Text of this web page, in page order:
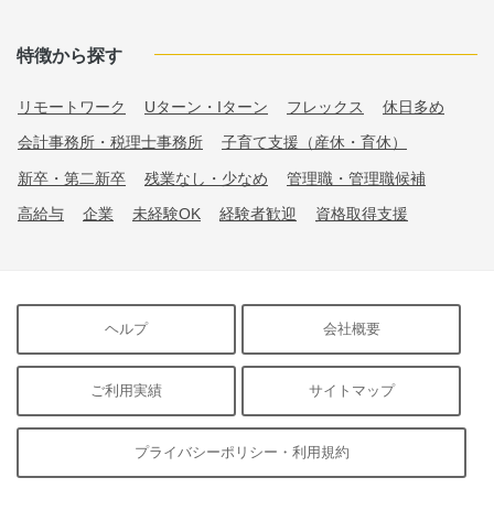
特徴から探す
リモートワーク Uターン・Iターン フレックス 休日多め
会計事務所・税理士事務所 子育て支援（産休・育休）
新卒・第二新卒 残業なし・少なめ 管理職・管理職候補
高給与 企業 未経験OK 経験者歓迎 資格取得支援
ヘルプ 会社概要
ご利用実績 サイトマップ
プライバシーポリシー・利用規約